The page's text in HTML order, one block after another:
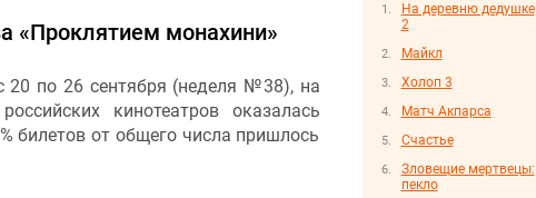
На деревню дедушке
2
Майкл
Холоп 3
Матч Акпарса
Счастье
Зловещие мертвецы:
пекло
«Проклятием монахини»
20 по 26 сентября (неделя №38), на
кинотеатров оказалась
билетов от общего числа пришлось